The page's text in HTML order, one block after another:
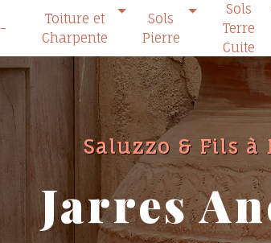
Toiture et
Charpente
Sols
Pierre
Sols
Terre
Cuite
Saluzzo & Fils
Jarres